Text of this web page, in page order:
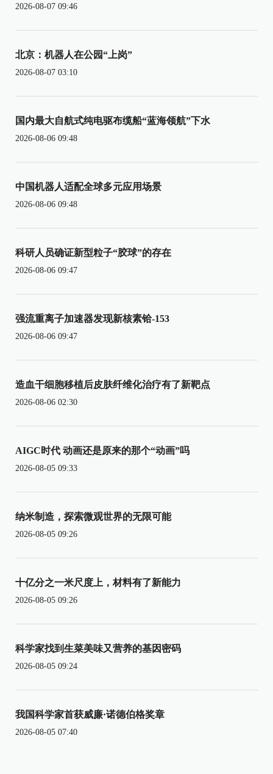
2026-08-07 09:46
北京：机器人在公园“上岗”
2026-08-07 03:10
国内最大自航式纯电驱布缆船“蓝海领航”下水
2026-08-06 09:48
中国机器人适配全球多元应用场景
2026-08-06 09:48
科研人员确证新型粒子“胶球”的存在
2026-08-06 09:47
强流重离子加速器发现新核素铪-153
2026-08-06 09:47
造血干细胞移植后皮肤纤维化治疗有了新靶点
2026-08-06 02:30
AIGC时代 动画还是原来的那个“动画”吗
2026-08-05 09:33
纳米制造，探索微观世界的无限可能
2026-08-05 09:26
十亿分之一米尺度上，材料有了新能力
2026-08-05 09:26
科学家找到生菜美味又营养的基因密码
2026-08-05 09:24
我国科学家首获威廉·诺德伯格奖章
2026-08-05 07:40